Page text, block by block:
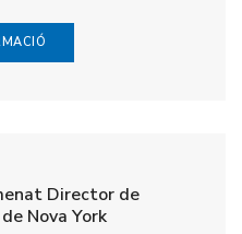
Director de
Nova York